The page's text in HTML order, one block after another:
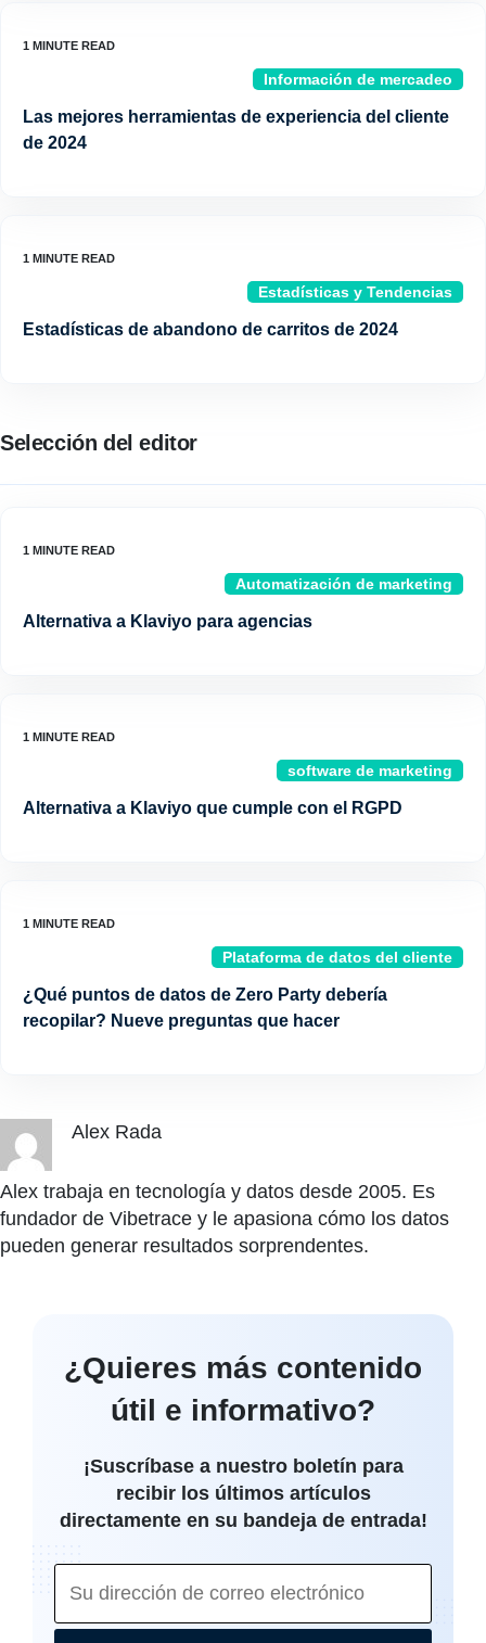
Información de mercadeo
Las mejores herramientas de experiencia del cliente
de 2024
Estadísticas y Tendencias
Estadísticas de abandono de carritos de 2024
Selección del editor
Automatización de marketing
Alternativa a Klaviyo para agencias
software de marketing
Alternativa a Klaviyo que cumple con el RGPD
Plataforma de datos del cliente
¿Qué puntos de datos de Zero Party debería
recopilar? Nueve preguntas que hacer
Alex Rada
Alex trabaja en tecnología y datos desde 2005. Es
fundador de Vibetrace y le apasiona cómo los datos
pueden generar resultados sorprendentes.
¿Quieres más contenido
útil e informativo?
¡Suscríbase a nuestro boletín para
recibir los últimos artículos
directamente en su bandeja de entrada!